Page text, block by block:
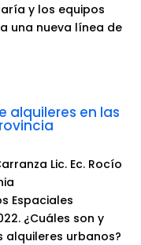
y los equipos
una nueva línea de
alquileres en las
Lic. Ec. Rocío
Espaciales
¿Cuáles son y
urbanos?